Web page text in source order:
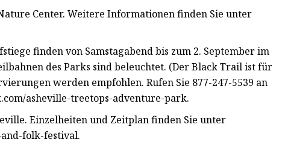
Center. Weitere Informationen finden Sie unter
finden von Samstagabend bis zum 2. September im
des Parks sind beleuchtet. (Der Black Trail ist für
werden empfohlen. Rufen Sie 877-247-5539 an
asheville-treetops-adventure-park.
Einzelheiten und Zeitplan finden Sie unter
folk-festival.